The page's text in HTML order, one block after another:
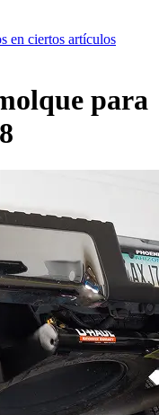
en ciertos artículos
para